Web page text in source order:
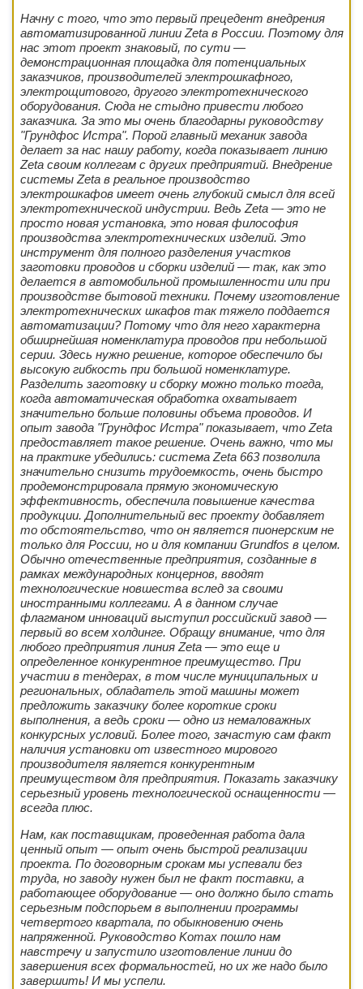
Начну с того, что это первый прецедент внедрения
автоматизированной линии Zeta в России. Поэтому для
нас этот проект знаковый, по сути —
демонстрационная площадка для потенциальных
заказчиков, производителей электрошкафного,
электрощитового, другого электротехнического
оборудования. Сюда не стыдно привести любого
заказчика. За это мы очень благодарны руководству
"Грундфос Истра". Порой главный механик завода
делает за нас нашу работу, когда показывает линию
Zeta своим коллегам с других предприятий. Внедрение
системы Zeta в реальное производство
электрошкафов имеет очень глубокий смысл для всей
электротехнической индустрии. Ведь Zeta — это не
просто новая установка, это новая философия
производства электротехнических изделий. Это
инструмент для полного разделения участков
заготовки проводов и сборки изделий — так, как это
делается в автомобильной промышленности или при
производстве бытовой техники. Почему изготовление
электротехнических шкафов так тяжело поддается
автоматизации? Потому что для него характерна
обширнейшая номенклатура проводов при небольшой
серии. Здесь нужно решение, которое обеспечило бы
высокую гибкость при большой номенклатуре.
Разделить заготовку и сборку можно только тогда,
когда автоматическая обработка охватывает
значительно больше половины объема проводов. И
опыт завода "Грундфос Истра" показывает, что Zeta
предоставляет такое решение. Очень важно, что мы
на практике убедились: система Zeta 663 позволила
значительно снизить трудоемкость, очень быстро
продемонстрировала прямую экономическую
эффективность, обеспечила повышение качества
продукции. Дополнительный вес проекту добавляет
то обстоятельство, что он является пионерским не
только для России, но и для компании Grundfos в целом.
Обычно отечественные предприятия, созданные в
рамках международных концернов, вводят
технологические новшества вслед за своими
иностранными коллегами. А в данном случае
флагманом инноваций выступил российский завод —
первый во всем холдинге. Обращу внимание, что для
любого предприятия линия Zeta — это еще и
определенное конкурентное преимущество. При
участии в тендерах, в том числе муниципальных и
региональных, обладатель этой машины может
предложить заказчику более короткие сроки
выполнения, а ведь сроки — одно из немаловажных
конкурсных условий. Более того, зачастую сам факт
наличия установки от известного мирового
производителя является конкурентным
преимуществом для предприятия. Показать заказчику
серьезный уровень технологической оснащенности —
всегда плюс.
Нам, как поставщикам, проведенная работа дала
ценный опыт — опыт очень быстрой реализации
проекта. По договорным срокам мы успевали без
труда, но заводу нужен был не факт поставки, а
работающее оборудование — оно должно было стать
серьезным подспорьем в выполнении программы
четвертого квартала, по обыкновению очень
напряженной. Руководство Komax пошло нам
навстречу и запустило изготовление линии до
завершения всех формальностей, но их же надо было
завершить! И мы успели.